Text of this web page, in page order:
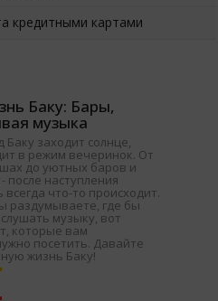
кредитными картами
Баку: Бары,
музыка
Баку заходит солнце,
в режим вечеринок. От
до уютных баров и
после наступления
что-то происходит.
раздумываете, где бы
музыку, вот
которые вам
посетить. Давайте
жизнь Баку!